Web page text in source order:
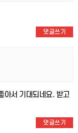
댓글쓰기
아서 기대되네요. 받고
댓글쓰기